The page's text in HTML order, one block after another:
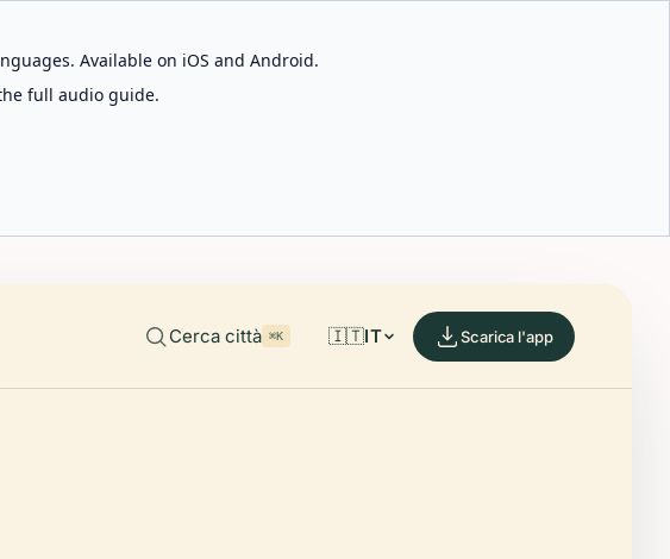
Available on iOS and Android.
full audio guide.
Cerca città ⌘K 🇮🇹IT Scarica l'app